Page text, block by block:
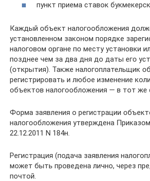
пункт приема ставок
Каждый объект налогообложения
установленном законом порядке
налоговом органе по месту установки
позднее чем за два дня до даты его
(открытия). Также налогоплательщик
регистрировать и любое изменение
объектов налогообложения — в тот же
Форма заявления о регистрации
налогообложения утверждена
22.12.2011 N 184н.
Регистрация (подача заявления
может быть проведена лично, через
почтой.